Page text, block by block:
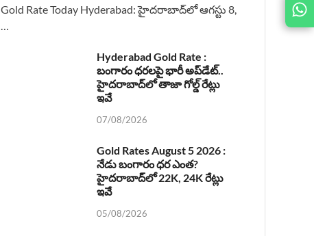
JOIN
US ON
Gold Rate Today Hyderabad: హైదరాబాద్‌లో ఆగస్టు 8,
…
Hyderabad Gold Rate :
బంగారం ధరలపై భారీ అప్‌డేట్..
హైదరాబాద్‌లో తాజా గోల్డ్ రేట్లు
ఇవే
07/08/2026
Gold Rates August 5 2026 :
నేడు బంగారం ధర ఎంత?
హైదరాబాద్‌లో 22K, 24K రేట్లు
ఇవే
05/08/2026